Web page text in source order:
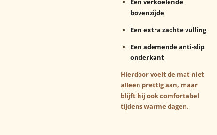
Een verkoelende
bovenzijde
Een extra zachte vulling
Een ademende anti-slip
onderkant
Hierdoor voelt de mat niet
alleen prettig aan, maar
blijft hij ook comfortabel
tijdens warme dagen.